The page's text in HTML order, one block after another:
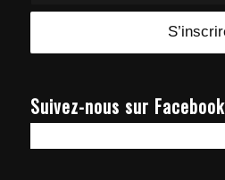
Suivez-nous sur Facebook